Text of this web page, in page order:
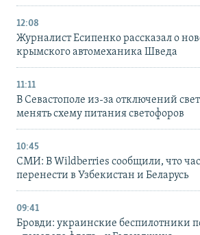
12:08
Журналист Есипенко рассказал о
крымского автомеханика Шведа
11:11
В Севастополе из-за отключений
менять схему питания светофоров
10:45
СМИ: В Wildberries сообщили, что
перенести в Узбекистан и Беларусь
09:41
Бровди: украинские беспилотники